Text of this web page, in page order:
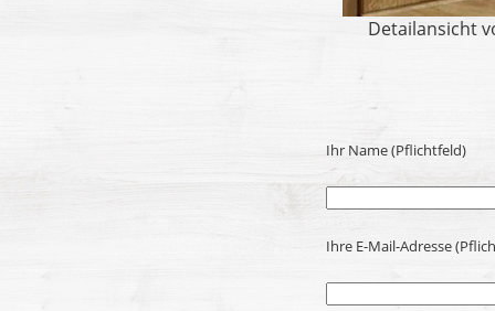
Detailansicht
Ihr Name (Pflichtfeld)
Ihre E-Mail-Adresse